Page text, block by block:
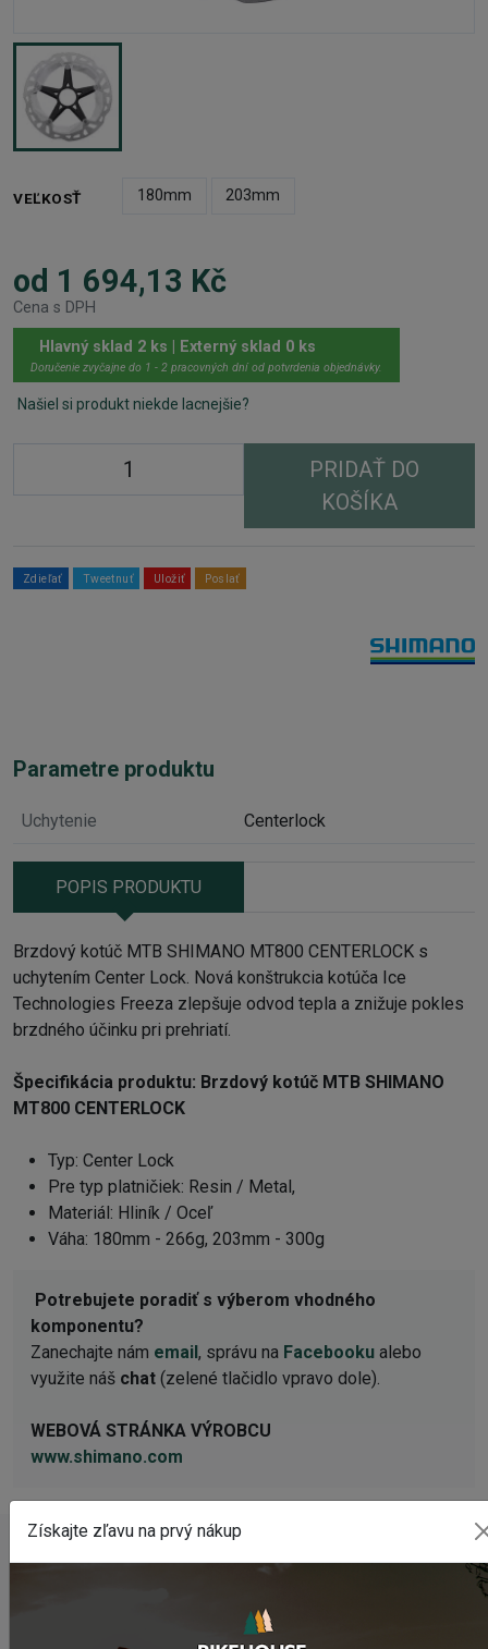
VEĽKOSŤ 180mm 203mm
od 1 694,13 Kč
Cena s DPH
Hlavný sklad 2 ks | Externý sklad 0 ks
Doručenie zvyčajne do 1 - 2 pracovných dní od potvrdenia objednávky.
Našiel si produkt niekde lacnejšie?
PRIDAŤ DO
KOŠÍKA
Zdieľať Tweetnuť Uložiť Poslať
Parametre produktu
Uchytenie Centerlock
POPIS PRODUKTU
Brzdový kotúč MTB SHIMANO MT800 CENTERLOCK s
uchytením Center Lock. Nová konštrukcia kotúča Ice
Technologies Freeza zlepšuje odvod tepla a znižuje pokles
brzdného účinku pri prehriatí.
Špecifikácia produktu: Brzdový kotúč MTB SHIMANO
MT800 CENTERLOCK
Typ: Center Lock
Pre typ platničiek: Resin / Metal,
Materiál: Hliník / Oceľ
Váha: 180mm - 266g, 203mm - 300g
Potrebujete poradiť s výberom vhodného
komponentu?
Zanechajte nám email, správu na Facebooku alebo
využite náš chat (zelené tlačidlo vpravo dole).
WEBOVÁ STRÁNKA VÝROBCU
www.shimano.com
Sedlo CHROMAG LIMBER
Získajte zľavu na prvý nákup